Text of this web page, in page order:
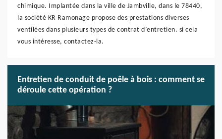
chimique. Implantée dans la ville de Jambville, dans le 78440,
la société KR Ramonage propose des prestations diverses
ventilées dans plusieurs types de contrat d’entretien. si cela
vous intéresse, contactez-la.
Entretien de conduit de poêle à bois : comment se
déroule cette opération ?